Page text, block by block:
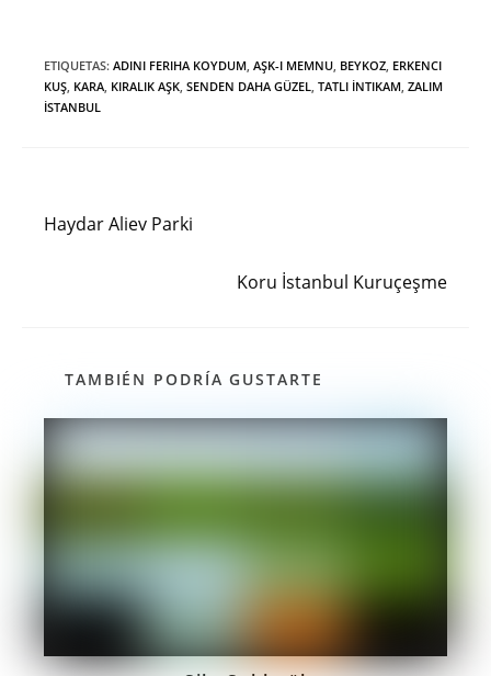
ETIQUETAS: ADINI FERIHA KOYDUM, AŞK-I MEMNU, BEYKOZ, ERKENCI
KUŞ, KARA, KIRALIK AŞK, SENDEN DAHA GÜZEL, TATLI İNTIKAM, ZALIM
İSTANBUL
artículos
Haydar Aliev Parki
Koru İstanbul Kuruçeşme
TAMBIÉN PODRÍA GUSTARTE